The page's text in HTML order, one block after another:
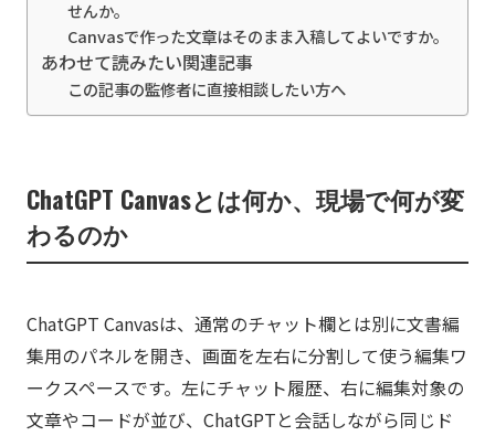
せんか。
Canvasで作った文章はそのまま入稿してよいですか。
あわせて読みたい関連記事
この記事の監修者に直接相談したい方へ
ChatGPT Canvasとは何か、現場で何が変
わるのか
ChatGPT Canvasは、通常のチャット欄とは別に文書編
集用のパネルを開き、画面を左右に分割して使う編集ワ
ークスペースです。左にチャット履歴、右に編集対象の
文章やコードが並び、ChatGPTと会話しながら同じド